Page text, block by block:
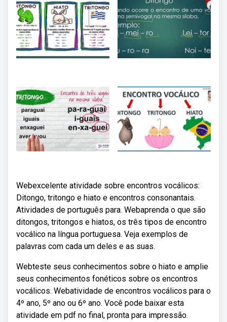
Webexcelente atividade sobre encontros vocálicos:
Ditongo, tritongo e hiato e encontros consonantais.
Atividades de português para. Webaprenda o que são
ditongos, tritongos e hiatos, os três tipos de encontro
vocálico na língua portuguesa. Veja exemplos de
palavras com cada um deles e as suas.
Webteste seus conhecimentos sobre o hiato e amplie
seus conhecimentos fonéticos sobre os encontros
vocálicos. Webatividade de encontros vocálicos para o
4º ano, 5º ano ou 6º ano. Você pode baixar esta
atividade em pdf no final, pronta para impressão.